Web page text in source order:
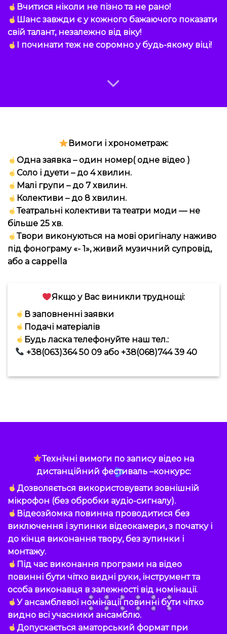
Вчитися ніколи не пізно та не рано!
Шанс завжди є у кожного бажаючого показати
свій талант, незалежно від віку!
І починати теж не соромно у будь-якому віці!
Вимоги і хронометраж:
Одна заявка – один номер( одне відео )
Соло і дуети – до 4 хвилин.
Малі групи – до 7 хвилин.
Колективи – до 8 хвилин.
Театральні колективи та театри моди — не
більше 25 хв.
Твори виконуються на мові оригіналу наживо
під фонограму «- 1», живий музичний супровід,
або а cappella
Якщо у Вас виникли труднощі:
В заповненні заявки
Подачі матеріалів
Будь ласка телефонуйте наш тел.:
+38(063)364 50 09 або +38(068)744 39 40
Технічні вимоги по запису відео на
дистанційний фестиваль –конкурс:
Дозволяється використовувати зовнішній
мікрофон (без обробки аудіо-сигналу).
Відеозйомка повинна проводитися без
виключення і зупинки відеокамери, з початку і
до кінця виконання твору, без зупинки і
монтажу.
Під час виконання програми на відео
повинні бути чітко видні руки, інструмент та
особа виконавця в залежності від номінації.
У ансамблевої номінації повинні бути чітко
видно всі учасники ансамблю.
Допускається аматорський формат при